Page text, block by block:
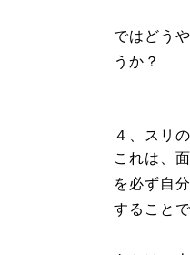
ではどう
うか？
４、スリ
これは、
を必ず自
することで